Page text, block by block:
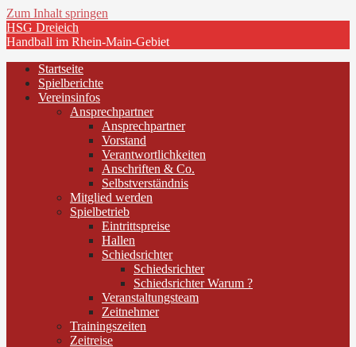
Zum Inhalt springen
HSG Dreieich
Handball im Rhein-Main-Gebiet
Startseite
Spielberichte
Vereinsinfos
Ansprechpartner
Ansprechpartner
Vorstand
Verantwortlichkeiten
Anschriften & Co.
Selbstverständnis
Mitglied werden
Spielbetrieb
Eintrittspreise
Hallen
Schiedsrichter
Schiedsrichter
Schiedsrichter Warum ?
Veranstaltungsteam
Zeitnehmer
Trainingszeiten
Zeitreise